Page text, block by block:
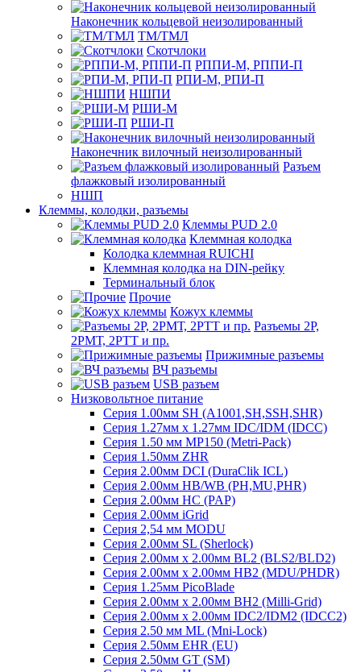
Наконечник кольцевой неизолированный
ТМ/ТМЛ
Скотчлоки
РППИ-М, РППИ-П
РПИ-М, РПИ-П
НШПИ
РШИ-М
РШИ-П
Наконечник вилочный неизолированный
Разъем
флажковый изолированный
НШП
Клеммы, колодки, разъемы
Клеммы PUD 2.0
Клеммная колодка
Колодка клеммная RUICHI
Клеммная колодка на DIN-рейку
Терминальный блок
Прочие
Кожух клеммы
Разъемы 2Р,
2РМТ, 2РТТ и пр.
Прижимные разъемы
ВЧ разъемы
USB разъем
Низковольтное питание
Серия 1.00мм SH (A1001,SH,SSH,SHR)
Серия 1.27мм x 1.27мм IDC/IDM (IDCC)
Серия 1.50 мм MP150 (Metri-Pack)
Серия 1.50мм ZHR
Серия 2.00мм DCI (DuraClik ICL)
Серия 2.00мм HB/WB (PH,MU,PHR)
Серия 2.00мм HC (PAP)
Серия 2.00мм iGrid
Серия 2,54 мм MODU
Серия 2.00мм SL (Sherlock)
Серия 2.00мм x 2.00мм BL2 (BLS2/BLD2)
Серия 2.00мм x 2.00мм HB2 (MDU/PHDR)
Серия 1.25мм PicoBlade
Серия 2.00мм х 2.00мм BH2 (Milli-Grid)
Серия 2.00мм х 2.00мм IDC2/IDM2 (IDCC2)
Серия 2.50 мм ML (Mni-Lock)
Серия 2.50мм EHR (EU)
Серия 2.50мм GT (SM)